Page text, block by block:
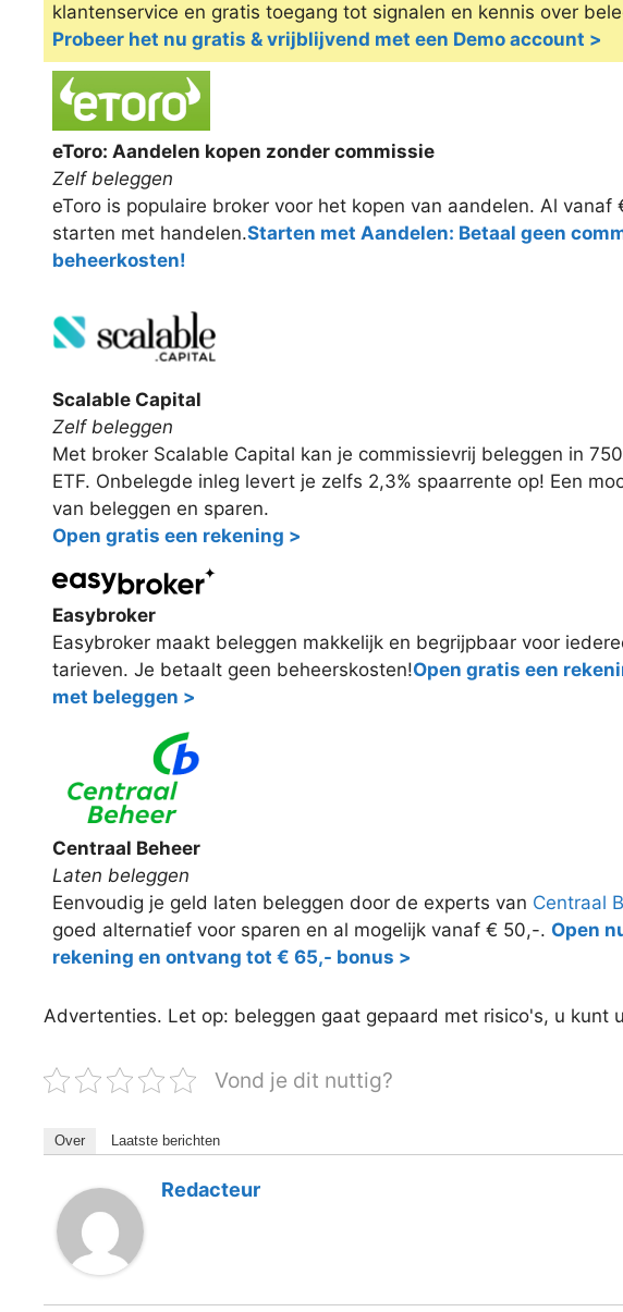
klantenservice en gratis toegang tot signalen en kennis over
Probeer het nu gratis & vrijblijvend met een Demo account >
eToro: Aandelen kopen zonder commissie
Zelf beleggen
eToro is populaire broker voor het kopen van aandelen. Al vanaf
starten met handelen.Starten met Aandelen: Betaal geen
beheerkosten!
Scalable Capital
Zelf beleggen
Met broker Scalable Capital kan je commissievrij beleggen in
ETF. Onbelegde inleg levert je zelfs 2,3% spaarrente op! Een
van beleggen en sparen.
Open gratis een rekening >
Easybroker
Easybroker maakt beleggen makkelijk en begrijpbaar voor
tarieven. Je betaalt geen beheerskosten!Open gratis een
met beleggen >
Centraal Beheer
Laten beleggen
Eenvoudig je geld laten beleggen door de experts van Centraal
goed alternatief voor sparen en al mogelijk vanaf € 50,-. Open
rekening en ontvang tot € 65,- bonus >
Advertenties. Let op: beleggen gaat gepaard met risico's, u kunt
Vond je dit nuttig?
Over Laatste berichten
Redacteur